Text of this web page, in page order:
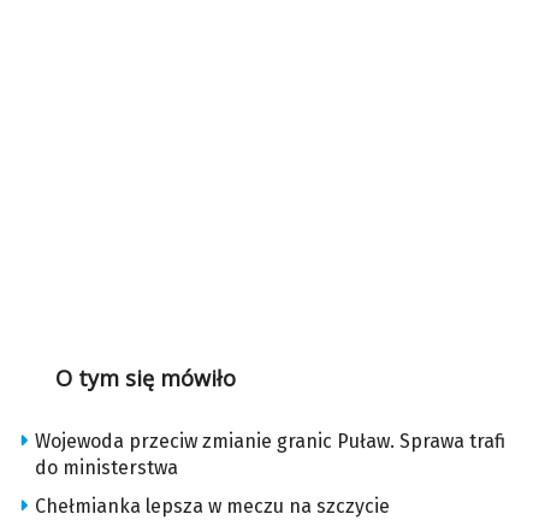
O tym się mówiło
Wojewoda przeciw zmianie granic Puław. Sprawa trafi
do ministerstwa
Chełmianka lepsza w meczu na szczycie